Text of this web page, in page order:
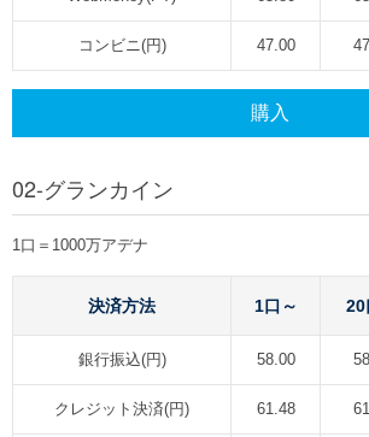
コンビニ(円) 47.00
購入
02-グランカイン
1口＝1000万アデナ
決済方法 1口～ 20
銀行振込(円) 58.00
クレジット決済(円) 61.48